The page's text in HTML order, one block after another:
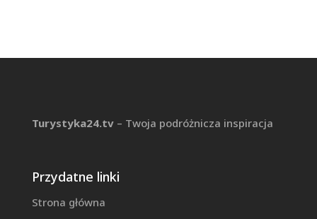
Turystyka24.tv– Twoja podróżnicza inspiracja
Przydatne linki
Strona główna